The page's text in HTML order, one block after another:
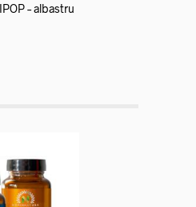
– albastru